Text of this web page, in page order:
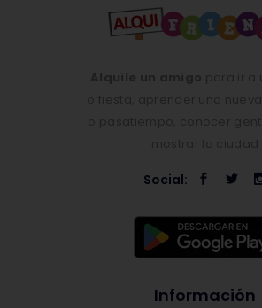
Social:
Información